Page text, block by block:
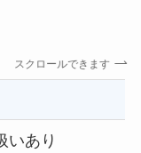
スクロールできます
いあり